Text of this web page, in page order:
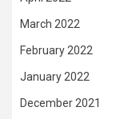
March 2022
February 2022
January 2022
December 2021